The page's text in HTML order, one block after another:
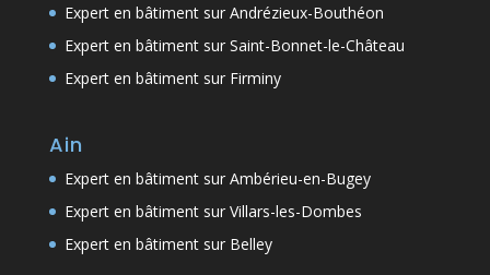
Expert en bâtiment sur Andrézieux-Bouthéon
Expert en bâtiment sur Saint-Bonnet-le-Château
Expert en bâtiment sur Firminy
Ain
Expert en bâtiment sur Ambérieu-en-Bugey
Expert en bâtiment sur Villars-les-Dombes
Expert en bâtiment sur Belley